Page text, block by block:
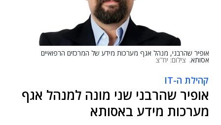
אופיר שהרבני, מנהל אגף מערכות מידע של המרכזים הרפואיים
אסותא. צילום: יח"צ
קהילת ה-IT
אופיר שהרבני שני מונה למנהל אגף
מערכות מידע באסותא